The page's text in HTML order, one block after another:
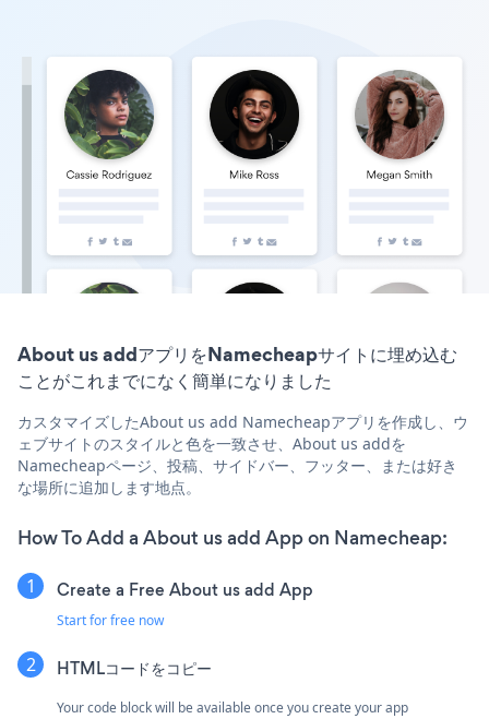
About us addアプリをNamecheapサイトに埋め込む
ことがこれまでになく簡単になりました
カスタマイズしたAbout us add Namecheapアプリを作成し、ウ
ェブサイトのスタイルと色を一致させ、About us addを
Namecheapページ、投稿、サイドバー、フッター、または好き
な場所に追加します地点。
How To Add a About us add App on Namecheap:
Create a Free About us add App
Start for free now
HTMLコードをコピー
Your code block will be available once you create your app